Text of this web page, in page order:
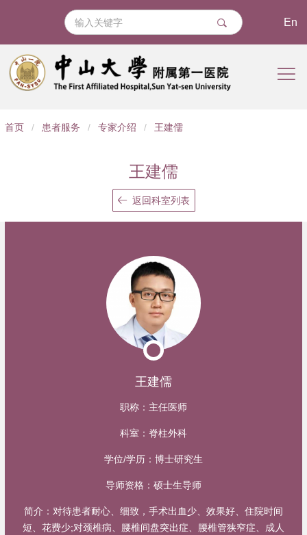
En
导
首页 / 患者服务 / 专家介绍 / 王建儒
王建儒
返回科室列表
王建儒
职称： 主任医师
科室： 脊柱外科
学位/学历： 博士研究生
导师资格： 硕士生导师
简介： 对待患者耐心、细致，手术出血少、效果好、住院时间
短、花费少;对颈椎病、腰椎间盘突出症、腰椎管狭窄症、成人